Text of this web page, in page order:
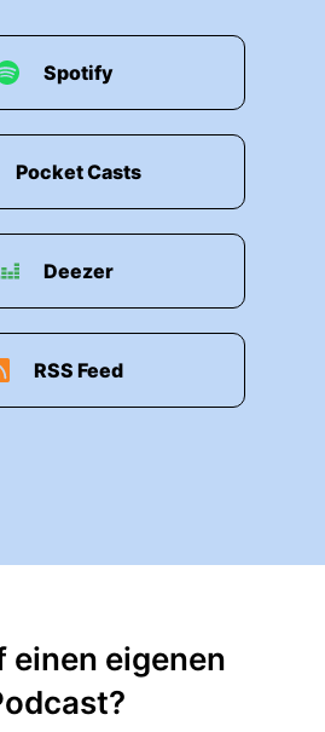
Spotify
Pocket Casts
Deezer
RSS Feed
einen eigenen